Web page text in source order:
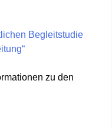
Begleitstudie
zu den